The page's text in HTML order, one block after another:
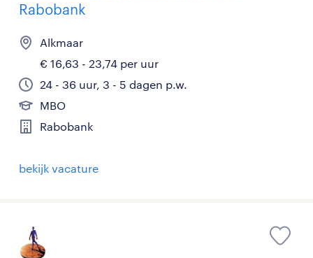
Rabobank
Alkmaar
€ 16,63 - 23,74 per uur
24 - 36 uur, 3 - 5 dagen p.w.
MBO
Rabobank
bekijk vacature